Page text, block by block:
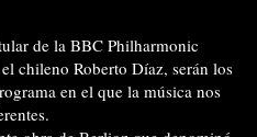
de la BBC Philharmonic
chileno Roberto Díaz, serán los
en el que la música nos